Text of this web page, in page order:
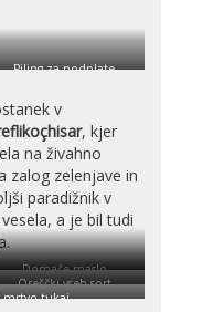
Piling za podplate
v
, kjer
na živahno
zalog zelenjave in
paradižnik v
a je bil tudi
Domače maslo
Oreščki vseh sort
mrtvo tukaj